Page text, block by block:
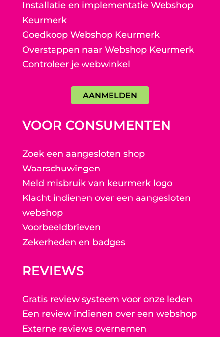
Installatie en implementatie Webshop
Keurmerk
Goedkoop Webshop Keurmerk
Overstappen naar Webshop Keurmerk
Controleer je webwinkel
AANMELDEN
VOOR CONSUMENTEN
Zoek een aangesloten shop
Waarschuwingen
Meld misbruik van keurmerk logo
Klacht indienen over een aangesloten
webshop
Voorbeeldbrieven
Zekerheden en badges
REVIEWS
Gratis review systeem voor onze leden
Een review indienen over een webshop
Externe reviews overnemen